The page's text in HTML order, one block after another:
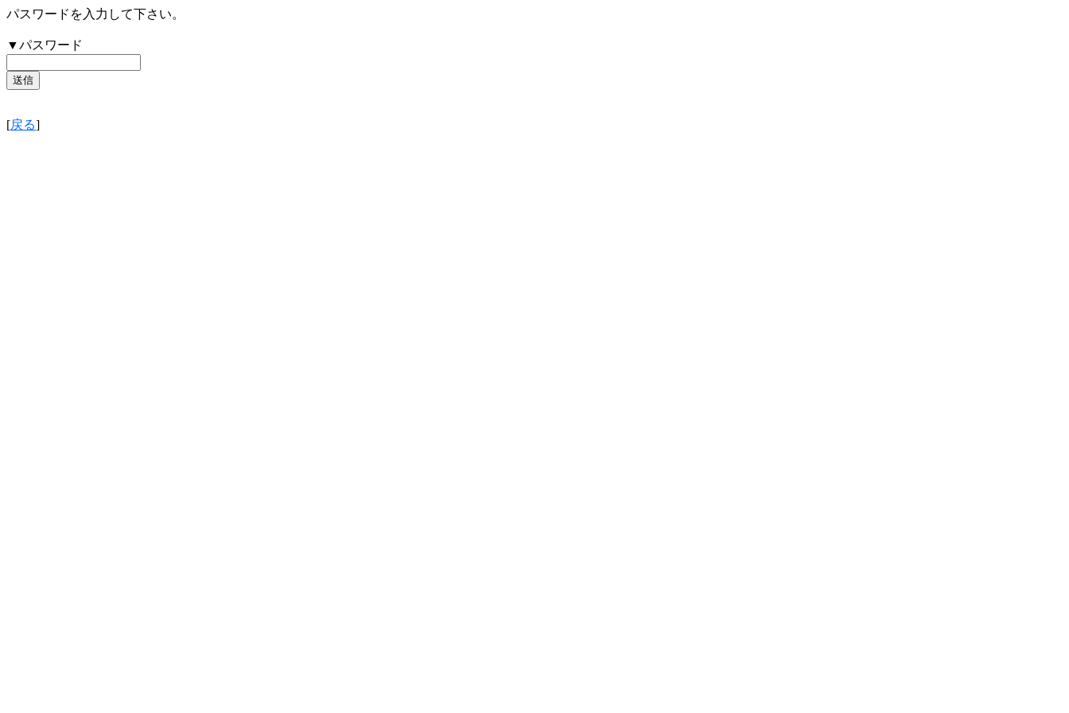
パスワードを入力して下さい。
▼パスワード
[戻る]